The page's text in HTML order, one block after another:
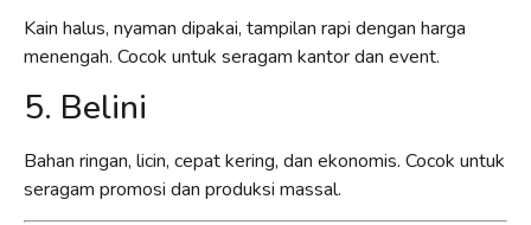
Kain halus, nyaman dipakai, tampilan rapi dengan harga
menengah. Cocok untuk seragam kantor dan event.
5. Belini
Bahan ringan, licin, cepat kering, dan ekonomis. Cocok untuk
seragam promosi dan produksi massal.